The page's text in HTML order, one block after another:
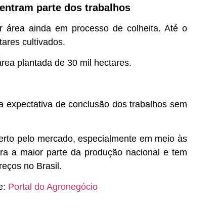
parte dos trabalhos
área ainda em processo de colheita. Até o
cultivados.
plantada de 30 mil hectares.
de conclusão dos trabalhos sem
pelo mercado, especialmente em meio às
a maior parte da produção nacional e tem
no Brasil.
Portal do Agronegócio